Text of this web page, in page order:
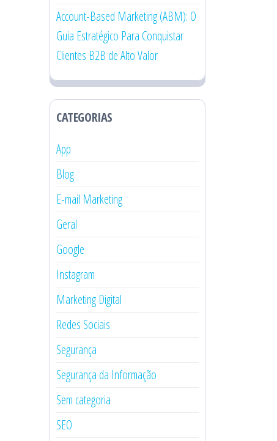
Account-Based Marketing (ABM): O
Guia Estratégico Para Conquistar
Clientes B2B de Alto Valor
CATEGORIAS
App
Blog
E-mail Marketing
Geral
Google
Instagram
Marketing Digital
Redes Sociais
Segurança
Segurança da Informação
Sem categoria
SEO